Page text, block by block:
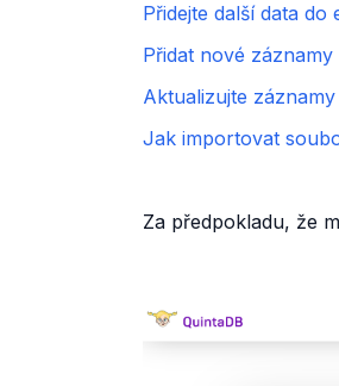
Přidejte další data do
Přidat nové
Aktualizujte
Jak importovat
Za předpokladu, že